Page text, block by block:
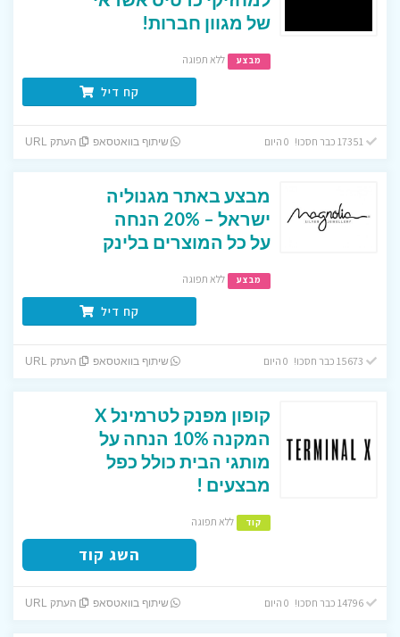
של מגוון חברות!
מבצע ללא תפוגה
קח דיל
שיתוף בוואטסאפ העתק URL
מבצע באתר מגנוליה
ישראל – 20% הנחה
על כל המוצרים בלינק
מבצע ללא תפוגה
קח דיל
שיתוף בוואטסאפ העתק URL
קופון מפנק לטרמינל X
המקנה 10% הנחה על
מותגי הבית כולל כפל
מבצעים !
קוד ללא תפוגה
השג קוד
14796 כבר חסכו! 0 היום שיתוף בוואטסאפ העתק URL